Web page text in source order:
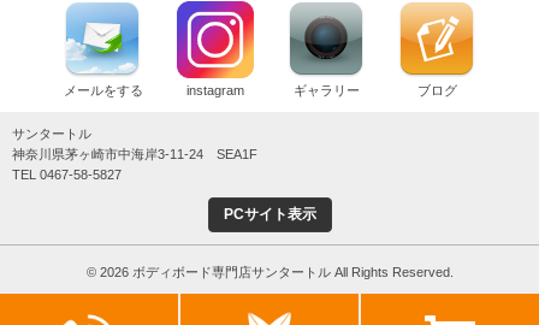
メールをする instagram ギャラリー ブログ
サンタートル
神奈川県茅ヶ崎市中海岸3-11-24 SEA1F
TEL 0467-58-5827
PCサイト表示
© 2026 ボディボード専門店サンタートル All Rights Reserved.